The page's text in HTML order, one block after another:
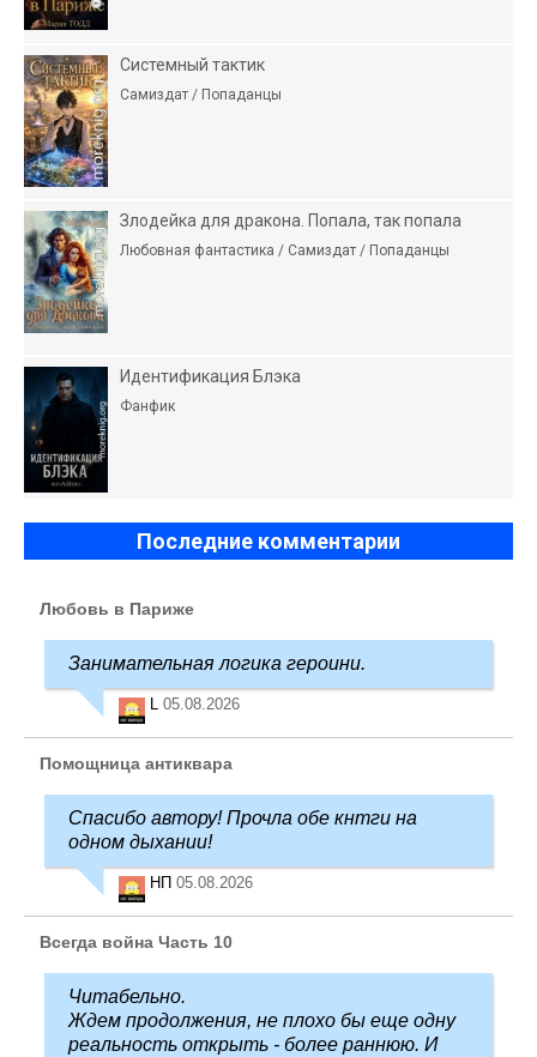
Системный тактик
Самиздат / Попаданцы
Злодейка для дракона. Попала, так попала
Любовная фантастика / Самиздат / Попаданцы
Идентификация Блэка
Фанфик
Последние комментарии
Любовь в Париже
Занимательная логика героини.
L 05.08.2026
Помощница антиквара
Спасибо автору! Прочла обе кнтги на
одном дыхании!
НП 05.08.2026
Всегда война Часть 10
Читабельно.
Ждем продолжения, не плохо бы еще одну
реальность открыть - более раннюю. И